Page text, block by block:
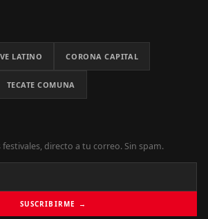
LATINO CORONA CAPITAL
TECATE COMUNA
directo a tu correo. Sin spam.
SUSCRIBIRME →